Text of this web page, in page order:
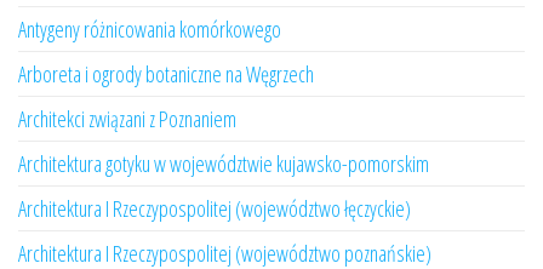
Antygeny różnicowania komórkowego
Arboreta i ogrody botaniczne na Węgrzech
Architekci związani z Poznaniem
Architektura gotyku w województwie kujawsko-pomorskim
Architektura I Rzeczypospolitej (województwo łęczyckie)
Architektura I Rzeczypospolitej (województwo poznańskie)